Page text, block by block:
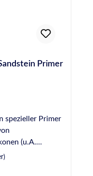
Primer
spezieller Primer
(u.A.
Ottoseal S 130